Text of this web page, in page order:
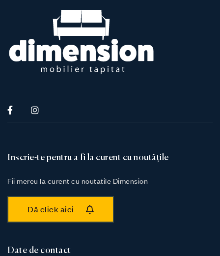
Inscrie-te pentru a fi la curent cu noutățile
Fii mereu la curent cu noutatile Dimension
Dă click aici
Date de contact